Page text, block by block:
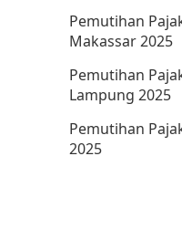
Pemutihan
Makassar 2025
Pemutihan
Lampung 2025
Pemutihan
2025